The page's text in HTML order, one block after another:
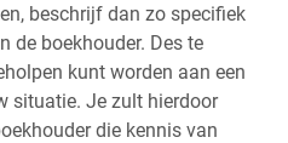
beschrijf dan zo specifiek
de boekhouder. Des te
kunt worden aan een
situatie. Je zult hierdoor
die kennis van